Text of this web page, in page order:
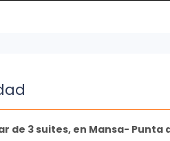
3 suites, en Mansa- Punta